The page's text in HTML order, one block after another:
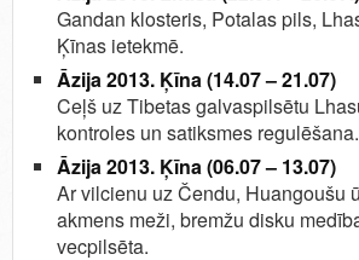
Gandan klosteris, Potalas pils,
Ķīnas ietekmē.
Āzija 2013. Ķīna (14.07 – 21.07)
Ceļš uz Tibetas galvaspilsētu
kontroles un satiksmes regulēšana.
Āzija 2013. Ķīna (06.07 – 13.07)
Ar vilcienu uz Čendu, Huangoušu
akmens meži, bremžu disku
vecpilsēta.